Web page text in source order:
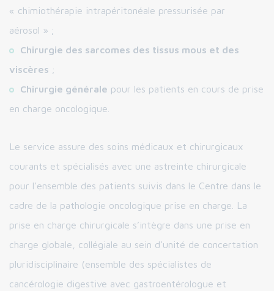
« chimiothérapie intrapéritonéale pressurisée par
aérosol » ;
Chirurgie des sarcomes des tissus mous et des
viscères ;
Chirurgie générale pour les patients en cours de prise
en charge oncologique.
Le service assure des soins médicaux et chirurgicaux
courants et spécialisés avec une astreinte chirurgicale
pour l’ensemble des patients suivis dans le Centre dans le
cadre de la pathologie oncologique prise en charge. La
prise en charge chirurgicale s’intègre dans une prise en
charge globale, collégiale au sein d’unité de concertation
pluridisciplinaire (ensemble des spécialistes de
cancérologie digestive avec gastroentérologue et